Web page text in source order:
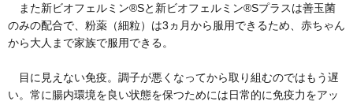
また新ビオフェルミン®Sと新ビオフェルミン®Sプラスは善玉菌
のみの配合で、粉薬（細粒）は3ヵ月から服用できるため、赤ちゃん
から大人まで家族で服用できる。
目に見えない免疫。調子が悪くなってから取り組むのではもう遅
い。常に腸内環境を良い状態を保つためには日常的に免疫力をアッ